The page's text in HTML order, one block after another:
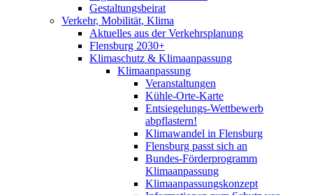
Gestaltungsbeirat
Verkehr, Mobilität, Klima
Aktuelles aus der Verkehrsplanung
Flensburg 2030+
Klimaschutz & Klimaanpassung
Klimaanpassung
Veranstaltungen
Kühle-Orte-Karte
Entsiegelungs-Wettbewerb
abpflastern!
Klimawandel in Flensburg
Flensburg passt sich an
Bundes-Förderprogramm
Klimaanpassung
Klimaanpassungskonzept